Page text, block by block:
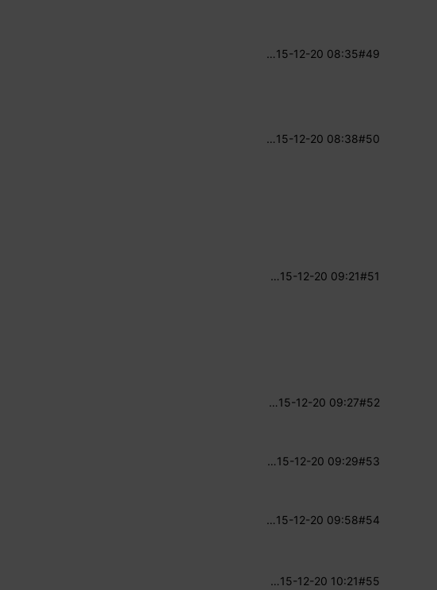
#49
15-12-20 08:35
…
#50
15-12-20 08:38
…
#51
15-12-20 09:21
…
#52
15-12-20 09:27
…
#53
15-12-20 09:29
…
#54
15-12-20 09:58
…
#55
15-12-20 10:21
…